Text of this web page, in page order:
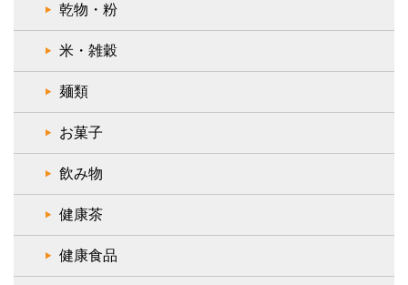
乾物・粉
米・雑穀
麺類
お菓子
飲み物
健康茶
健康食品